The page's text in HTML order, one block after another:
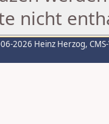
nicht
2026 Heinz Herzog,